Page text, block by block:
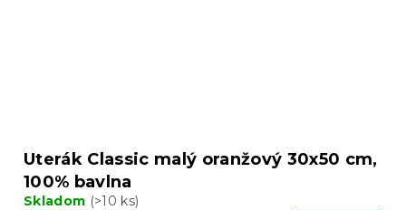
Uterák Classic malý oranžový 30x50 cm,
100% bavlna
Skladom (>10 ks)